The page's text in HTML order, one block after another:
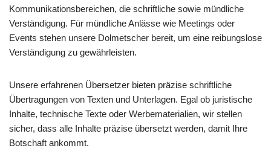
Kommunikationsbereichen, die schriftliche sowie mündliche
Verständigung. Für mündliche Anlässe wie Meetings oder
Events stehen unsere Dolmetscher bereit, um eine reibungslose
Verständigung zu gewährleisten.
Unsere erfahrenen Übersetzer bieten präzise schriftliche
Übertragungen von Texten und Unterlagen. Egal ob juristische
Inhalte, technische Texte oder Werbematerialien, wir stellen
sicher, dass alle Inhalte präzise übersetzt werden, damit Ihre
Botschaft ankommt.